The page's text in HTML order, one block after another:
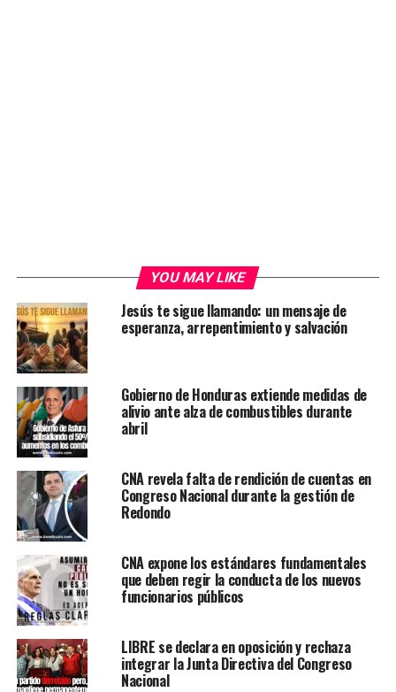
YOU MAY LIKE
Jesús te sigue llamando: un mensaje de
esperanza, arrepentimiento y salvación
Gobierno de Honduras extiende medidas de
alivio ante alza de combustibles durante
abril
CNA revela falta de rendición de cuentas en
Congreso Nacional durante la gestión de
Redondo
CNA expone los estándares fundamentales
que deben regir la conducta de los nuevos
funcionarios públicos
LIBRE se declara en oposición y rechaza
integrar la Junta Directiva del Congreso
Nacional